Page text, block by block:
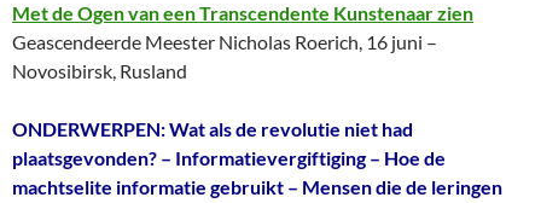
Met de Ogen van een Transcendente Kunstenaar zien
Geascendeerde Meester Nicholas Roerich, 16 juni –
Novosibirsk, Rusland
ONDERWERPEN: Wat als de revolutie niet had
plaatsgevonden? – Informatievergiftiging – Hoe de
machtselite informatie gebruikt – Mensen die de leringen